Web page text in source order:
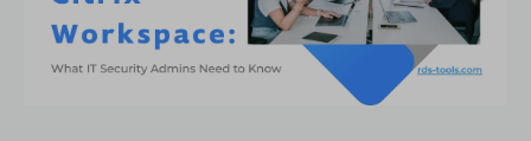
مقایسه ویژگی‌ها بین Citrix Workspace و RDS-Tools
Suite